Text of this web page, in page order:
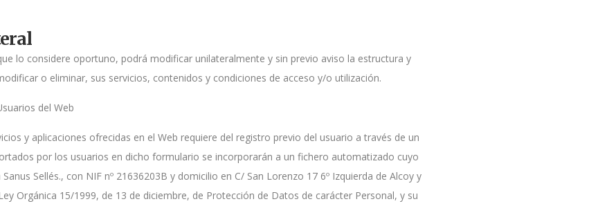
lo considere oportuno, podrá modificar unilateralmente y sin previo aviso la estructura y
o eliminar, sus servicios, contenidos y condiciones de acceso y/o utilización.
del Web
y aplicaciones ofrecidas en el Web requiere del registro previo del usuario a través de un
por los usuarios en dicho formulario se incorporarán a un fichero automatizado cuyo
Sellés., con NIF nº 21636203B y domicilio en C/ San Lorenzo 17 6º Izquierda de Alcoy y
Orgánica 15/1999, de 13 de diciembre, de Protección de Datos de carácter Personal, y su